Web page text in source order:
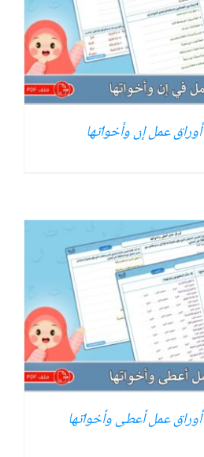
عمل إن وأخواتها
عمل أعطى وأخواتها